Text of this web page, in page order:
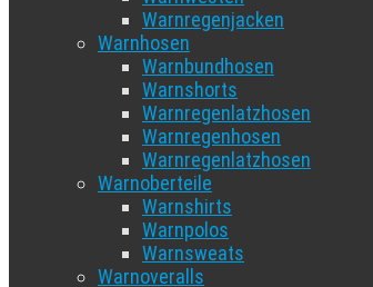
Warnregenjacken
Warnhosen
Warnbundhosen
Warnshorts
Warnregenlatzhosen
Warnregenhosen
Warnregenlatzhosen
Warnoberteile
Warnshirts
Warnpolos
Warnsweats
Warnoveralls